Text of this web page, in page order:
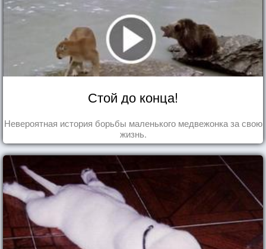
Стой до конца!
Невероятная история борьбы маленького медвежонка за свою
жизнь.